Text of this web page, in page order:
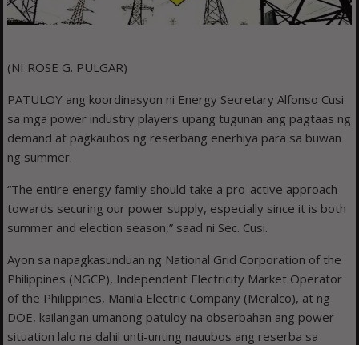
(NI ROSE G. PULGAR)
PATULOY ang koordinasyon ni Energy Secretary Alfonso Cusi
sa mga power industry players upang tugunan ang pagtaas ng
demand at pagkaubos ng reserbang enerhiya para sa buwan
ng summer.
“The entire energy family should take a pro-active approach
towards securing our power supply, especially since it is both
summer and election season,” saad ni Sec. Cusi.
Ayon sa napagkasunduan ng National Grid Corporation of the
Philippines (NGCP), Independent Electricity Market Operator
of the Philippines, Manila Electric Company (Meralco), at ng
DOE, kailangan umanong patuloy na obserbahan ang power
situation lalo na dahil unti-unting nauubos ang reserba sa